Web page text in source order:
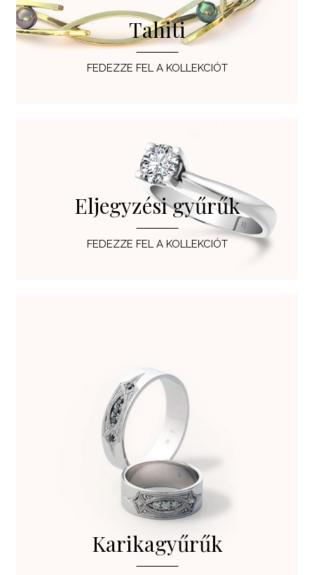
Tahiti
FEDEZZE FEL A KOLLEKCIÓT
Eljegyzési gyűrűk
FEDEZZE FEL A KOLLEKCIÓT
Karikagyűrűk